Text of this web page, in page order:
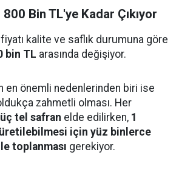
Bin TL'ye Kadar Çıkıyor
kalite ve saflık durumuna göre
bin TL arasında değişiyor.
en önemli nedenlerinden biri ise
zahmetli olması. Her
üç tel safran elde edilirken, 1
için yüz binlerce
toplanması gerekiyor.